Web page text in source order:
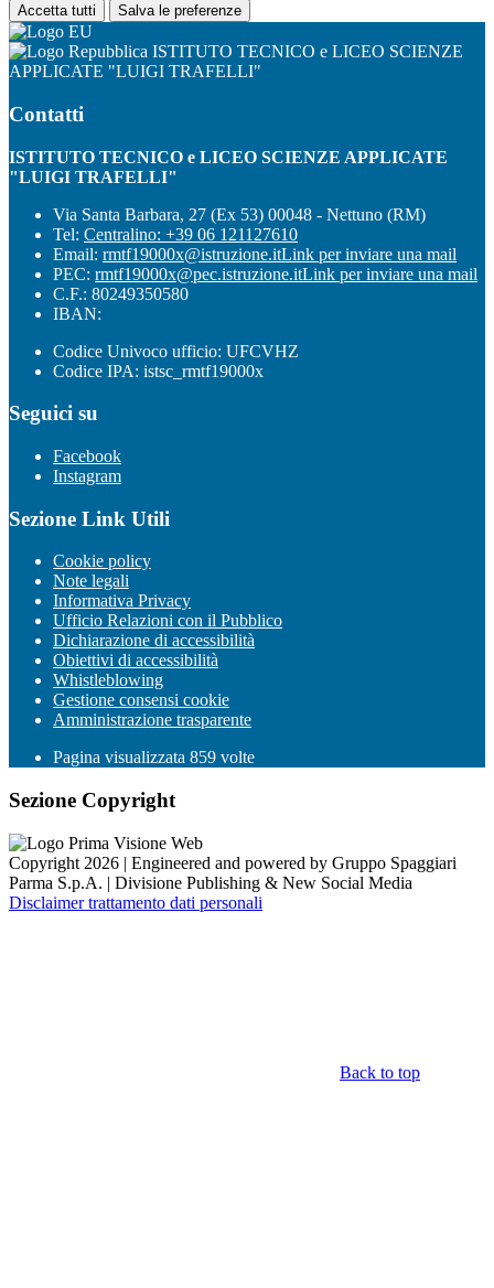
Accetta tutti Salva le preferenze
ISTITUTO TECNICO e LICEO SCIENZE
APPLICATE "LUIGI TRAFELLI"
Contatti
ISTITUTO TECNICO e LICEO SCIENZE APPLICATE
"LUIGI TRAFELLI"
Via Santa Barbara, 27 (Ex 53) 00048 - Nettuno (RM)
Tel: Centralino: +39 06 121127610
Email: rmtf19000x@istruzione.itLink per inviare una mail
PEC: rmtf19000x@pec.istruzione.itLink per inviare una mail
C.F.: 80249350580
IBAN:
Codice Univoco ufficio: UFCVHZ
Codice IPA: istsc_rmtf19000x
Seguici su
Facebook
Instagram
Sezione Link Utili
Cookie policy
Note legali
Informativa Privacy
Ufficio Relazioni con il Pubblico
Dichiarazione di accessibilità
Obiettivi di accessibilità
Whistleblowing
Gestione consensi cookie
Amministrazione trasparente
Pagina visualizzata 859 volte
Sezione Copyright
Copyright 2026 | Engineered and powered by Gruppo Spaggiari
Parma S.p.A. | Divisione Publishing & New Social Media
Disclaimer trattamento dati personali
Back to top